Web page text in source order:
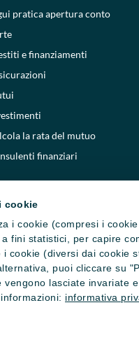
cookie
i cookie (compresi i
fini statistici, per capire
cookie (diversi dai cookie
puoi cliccare su
vengono lasciate invariate
informativa
pratica apertura conto
e finanziamenti
la rata del mutuo
finanziari
cookiePrivacy e
- Copyright